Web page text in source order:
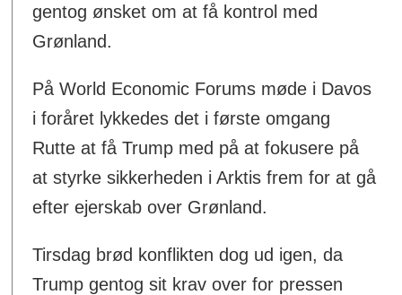
gentog ønsket om at få kontrol med
Grønland.
På World Economic Forums møde i Davos
i foråret lykkedes det i første omgang
Rutte at få Trump med på at fokusere på
at styrke sikkerheden i Arktis frem for at gå
efter ejerskab over Grønland.
Tirsdag brød konflikten dog ud igen, da
Trump gentog sit krav over for pressen